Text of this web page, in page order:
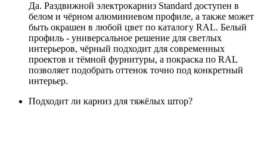
Да. Раздвижной электрокарниз Standard доступен в
белом и чёрном алюминиевом профиле, а также может
быть окрашен в любой цвет по каталогу RAL. Белый
профиль - универсальное решение для светлых
интерьеров, чёрный подходит для современных
проектов и тёмной фурнитуры, а покраска по RAL
позволяет подобрать оттенок точно под конкретный
интерьер.
Подходит ли карниз для тяжёлых штор?